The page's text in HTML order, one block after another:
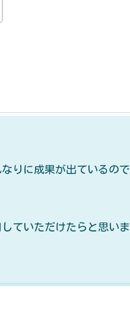
りに成果が出ているので
ていただけたらと思いま